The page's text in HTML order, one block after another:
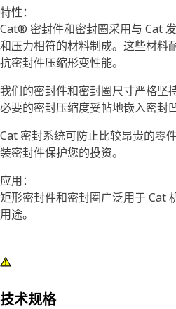
特性：
Cat® 密封件和密封圈采用与 Cat
和压力相符的材料制成。这些材料
抗密封件压缩形变性能。
我们的密封件和密封圈尺寸严格坚
必要的密封压缩度妥帖地嵌入密封
Cat 密封系统可防止比较昂贵的零
装密封件保护您的投资。
应用：
矩形密封件和密封圈广泛用于 Cat
用途。
技术规格